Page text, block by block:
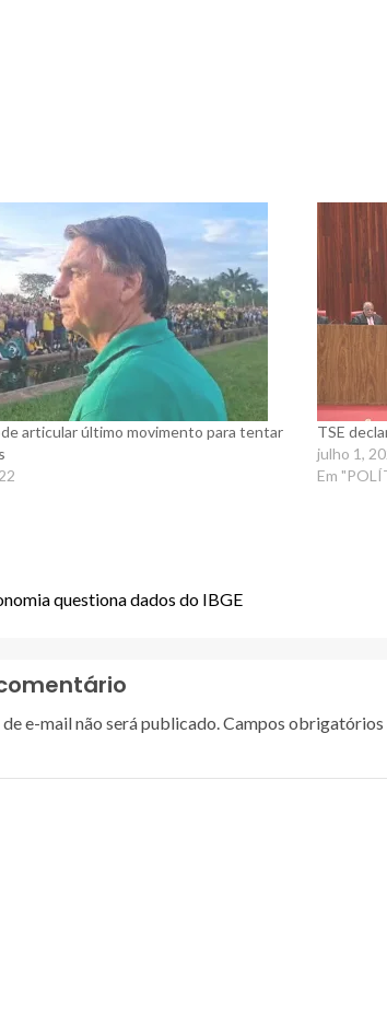
articular último movimento para tentar
TSE
julho 1,
Em
questiona dados do IBGE
e-mail não será publicado.Campos obrigatórios